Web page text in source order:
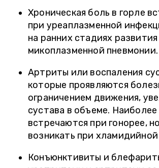
Хроническая боль в горле
при уреаплазменной
на ранних стадиях развития
микоплазменной пневмонии.
Артриты или воспаления
которые проявляются
ограничением движения,
сустава в объеме. Наиболее
встречаются при гонорее,
возникать при
Конъюнктивиты и